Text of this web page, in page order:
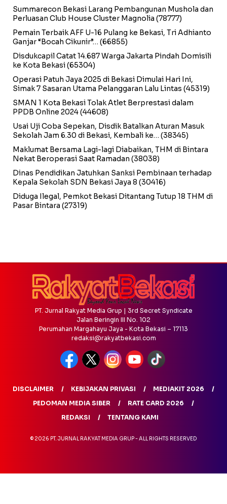
Summarecon Bekasi Larang Pembangunan Mushola dan
Perluasan Club House Cluster Magnolia (78777)
Pemain Terbaik AFF U-16 Pulang ke Bekasi, Tri Adhianto
Ganjar “Bocah Cikunir”… (66855)
Disdukcapil Catat 14.687 Warga Jakarta Pindah Domisili
ke Kota Bekasi(65304)
Operasi Patuh Jaya 2025 di Bekasi Dimulai Hari Ini,
Simak 7 Sasaran Utama Pelanggaran Lalu Lintas (45319)
SMAN 1 Kota Bekasi Tolak Atlet Berprestasi dalam
PPDB Online 2024(44608)
Usai Uji Coba Sepekan, Disdik Batalkan Aturan Masuk
Sekolah Jam 6.30 di Bekasi, Kembali ke… (38345)
Maklumat Bersama Lagi-lagi Diabaikan, THM di Bintara
Nekat Beroperasi Saat Ramadan (38038)
Dinas Pendidikan Jatuhkan Sanksi Pembinaan terhadap
Kepala Sekolah SDN Bekasi Jaya 8 (30416)
Diduga Ilegal, Pemkot Bekasi Ditantang Tutup 18 THM di
Pasar Bintara (27319)
PT. Jurnal Rakyat Media Grup | 3rd Secret Syndicate
Jalan Beringin III No. 102
Perumahan Margahayu Jaya - Kota Bekasi – 17113
redaksi@rakyatbekasi.com
DISCLAIMER KEBIJAKAN PRIVASI
MEDIAKIT 2026
PEDOMAN MEDIA SIBER
RATE CARD 2026
REDAKSI
TENTANG KAMI
© 2026 PT. JURNAL RAKYAT MEDIA GRUP - ALL RIGHTS RESERVED